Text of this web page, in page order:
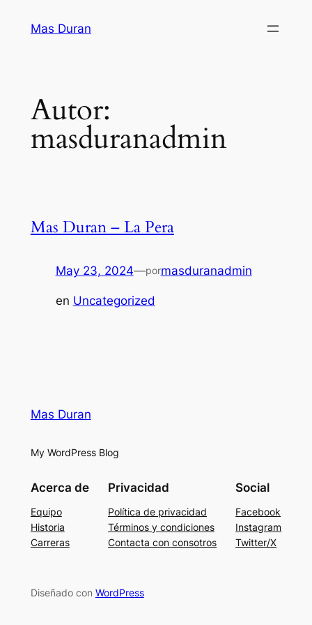
Mas Duran
Autor:
masduranadmin
Mas Duran – La Pera
May 23, 2024—pormasduranadmin
en Uncategorized
Mas Duran
My WordPress Blog
Acerca de
Equipo
Historia
Carreras
Privacidad
Política de privacidad
Términos y condiciones
Contacta con consotros
Social
Facebook
Instagram
Twitter/X
Diseñado con WordPress